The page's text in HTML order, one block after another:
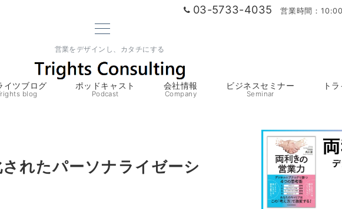
03-5733-4035 営業時間：
営業をデザインし、カタチにする
イツブログ
blog
ポッドキャスト
Podcast
会社情報
Company
ビジネスセミナー
Seminar
ト
れたパーソナライゼーシ